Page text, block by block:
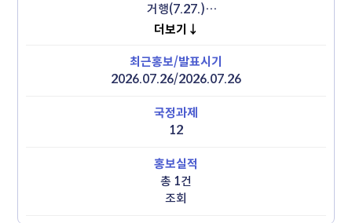
거행(7.27.)
- 국내외 6·25참전용사 및 주요 인사, 주한 외교사절 등
- 무공훈장 및 국민훈(포)장 등 3명 정부포상
더보기↓
2026.07.26/2026.07.26
12
총 1건
조회